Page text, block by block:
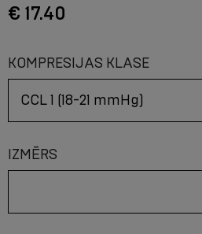
€ 17.40
KOMPRESIJAS KLASE
IZMĒRS